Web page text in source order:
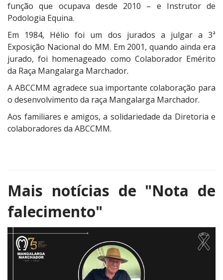
função que ocupava desde 2010 – e Instrutor de
Podologia Equina.
Em 1984, Hélio foi um dos jurados a julgar a 3ª
Exposição Nacional do MM. Em 2001, quando ainda era
jurado, foi homenageado como Colaborador Emérito
da Raça Mangalarga Marchador.
A ABCCMM agradece sua importante colaboração para
o desenvolvimento da raça Mangalarga Marchador.
Aos familiares e amigos, a solidariedade da Diretoria e
colaboradores da ABCCMM.
Mais notícias de "Nota de
falecimento"